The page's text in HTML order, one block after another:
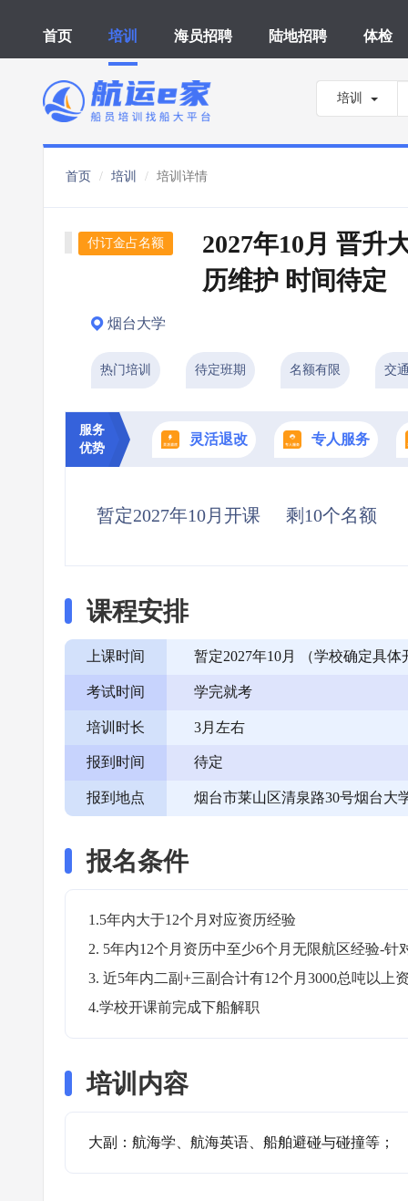
首页 培训 海员招聘 陆地招聘 体检
培训
首页 培训 培训详情
付订金占名额
2027年10月 晋升
历维护 时间待定
烟台大学
热门培训 待定班期 名额有限 交
服务
优势
灵活退改 专人服务
暂定2027年10月开课 剩10个名额
课程安排
上课时间 暂定2027年10月 （学校确定具
考试时间 学完就考
培训时长 3月左右
报到时间 待定
报到地点 烟台市莱山区清泉路30号烟台大
报名条件
1.5年内大于12个月对应资历经验
2. 5年内12个月资历中至少6个月无限航区经验-针
3. 近5年内二副+三副合计有12个月3000总吨以上
4.学校开课前完成下船解职
培训内容
大副：航海学、航海英语、船舶避碰与碰撞等；